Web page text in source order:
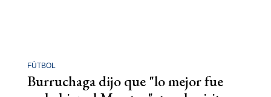
FÚTBOL
Burruchaga dijo que "lo mejor fue